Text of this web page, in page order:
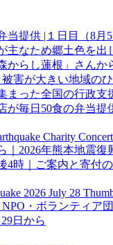
害が大きい地域の
まった全国の行政支
が毎日50食の弁当提
｜2026年熊本地震復
4時｜ご案内と寄付
・ボランティア
日から